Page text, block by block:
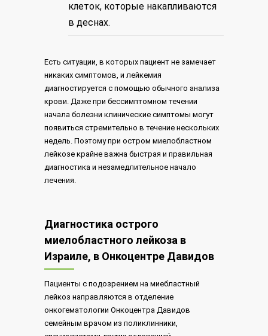
клеток, которые накапливаются
в деснах.
Есть ситуации, в которых пациент не замечает
никаких симптомов, и лейкемия
диагностируется с помощью обычного анализа
крови. Даже при бессимптомном течении
начала болезни клинические симптомы могут
появиться стремительно в течение нескольких
недель. Поэтому при остром миелобластном
лейкозе крайне важна быстрая и правильная
диагностика и незамедлительное начало
лечения.
Диагностика острого
миелобластного лейкоза в
Израиле, в Онкоцентре Давидов
Пациенты с подозрением на миебластный
лейкоз направляются в отделение
онкогематологии Онкоцентра Давидов
семейным врачом из поликлинники,